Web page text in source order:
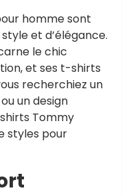
homme sont
et d’élégance.
le chic
et ses t-shirts
recherchiez un
un design
Tommy
styles pour